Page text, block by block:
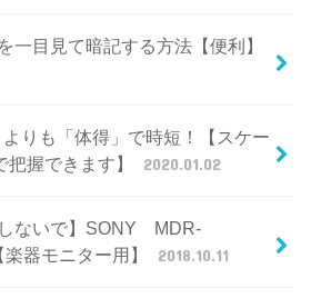
一目見て暗記する方法【便利】
よりも「体得」で時短！【スケー
把握できます】
2020.01.02
しないで】SONY MDR-
器モニター用】
2018.10.11